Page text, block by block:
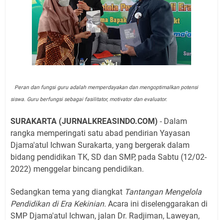
Peran dan fungsi guru adalah memperdayakan dan mengoptimalkan potensi
siswa. Guru berfungsi sebagai fasilitator, motivator dan evaluator.
SURAKARTA (JURNALKREASINDO.COM) - Dalam
rangka memperingati satu abad pendirian Yayasan
Djama'atul Ichwan Surakarta, yang bergerak dalam
bidang pendidikan TK, SD dan SMP, pada Sabtu (12/02-
2022) menggelar bincang pendidikan.
Sedangkan tema yang diangkat Tantangan Mengelola
Pendidikan di Era Kekinian. Acara ini diselenggarakan di
SMP Djama'atul Ichwan, jalan Dr. Radjiman, Laweyan,